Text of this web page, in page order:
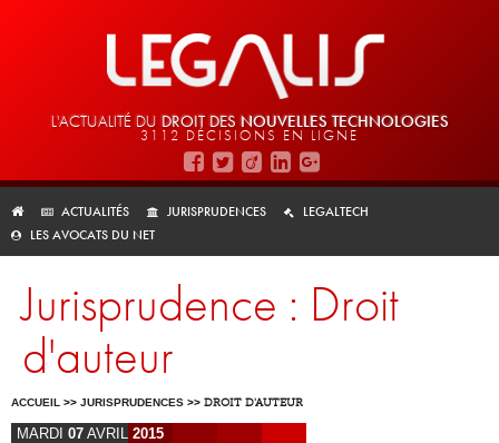
L'ACTUALITÉ DU DROIT DES NOUVELLES TECHNOLOGIES
3112 DÉCISIONS EN LIGNE
ACTUALITÉS JURISPRUDENCES
LEGALTECH
LES AVOCATS DU NET
Jurisprudence : Droit
d'auteur
ACCUEIL >> JURISPRUDENCES >> DROIT D'AUTEUR
MARDI 07 AVRIL 2015